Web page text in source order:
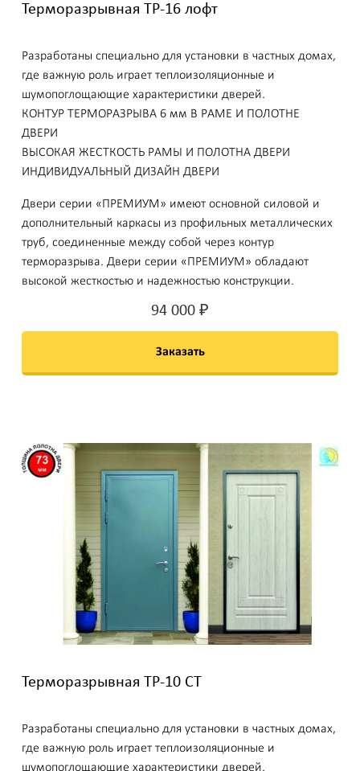
Терморазрывная ТР-16 лофт
Разработаны специально для установки в частных домах,
где важную роль играет теплоизоляционные и
шумопоглощающие характеристики дверей.
КОНТУР ТЕРМОРАЗРЫВА 6 мм В РАМЕ И ПОЛОТНЕ
ДВЕРИ
ВЫСОКАЯ ЖЕСТКОСТЬ РАМЫ И ПОЛОТНА ДВЕРИ
ИНДИВИДУАЛЬНЫЙ ДИЗАЙН ДВЕРИ
Двери серии «ПРЕМИУМ» имеют основной силовой и
дополнительный каркасы из профильных металлических
труб, соединенные между собой через контур
терморазрыва. Двери серии «ПРЕМИУМ» обладают
высокой жесткостью и надежностью конструкции.
94 000 ₽
Заказать
Терморазрывная ТР-10 СТ
Разработаны специально для установки в частных домах,
где важную роль играет теплоизоляционные и
шумопоглощающие характеристики дверей.